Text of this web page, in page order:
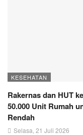
KESEHATAN
Rakernas dan HUT
50.000 Unit Rumah
Rendah
Selasa, 21 Juli 2026